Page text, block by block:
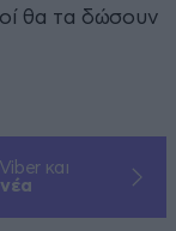
θα τα δώσουν
και